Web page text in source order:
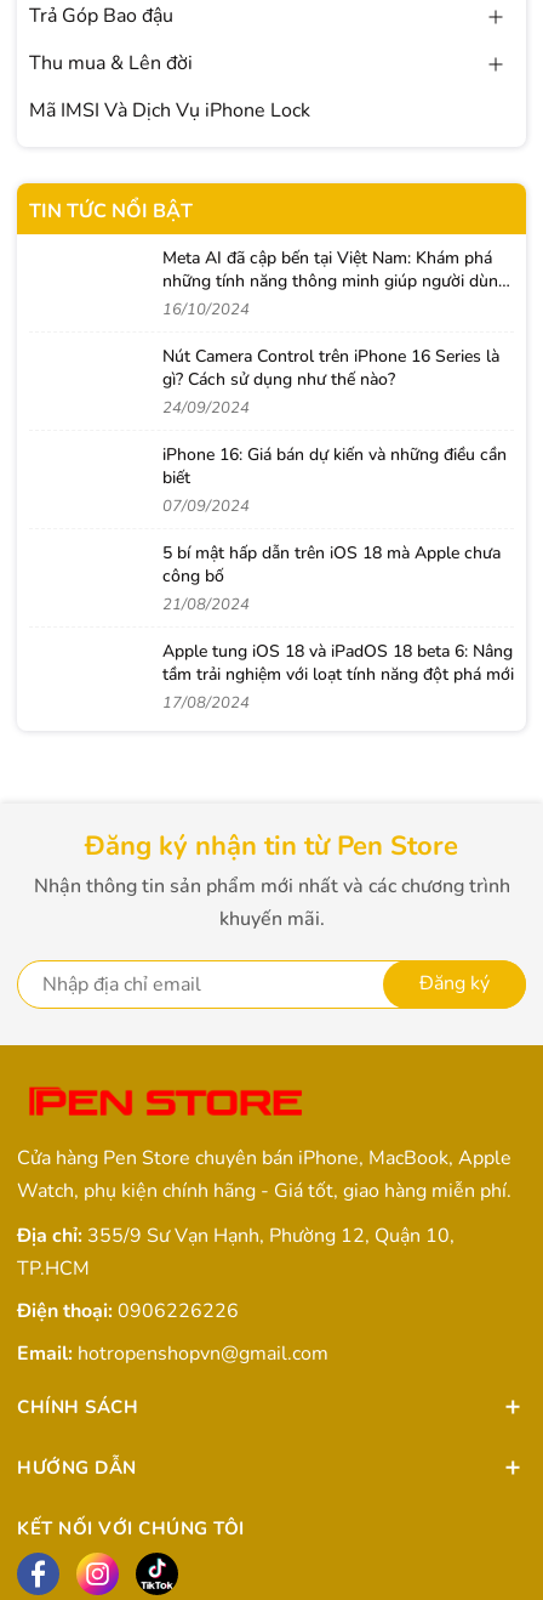
Trả Góp Bao đậu
Thu mua & Lên đời
Mã IMSI Và Dịch Vụ iPhone Lock
TIN TỨC NỔI BẬT
Meta AI đã cập bến tại Việt Nam: Khám phá
những tính năng thông minh giúp người dùng
nâng tầm trải nghiệm
16/10/2024
Nút Camera Control trên iPhone 16 Series là
gì? Cách sử dụng như thế nào?
24/09/2024
iPhone 16: Giá bán dự kiến và những điều cần
biết
07/09/2024
5 bí mật hấp dẫn trên iOS 18 mà Apple chưa
công bố
21/08/2024
Apple tung iOS 18 và iPadOS 18 beta 6: Nâng
tầm trải nghiệm với loạt tính năng đột phá mới
17/08/2024
Đăng ký nhận tin từ Pen Store
Nhận thông tin sản phẩm mới nhất và các chương trình
khuyến mãi.
Đăng ký
Cửa hàng Pen Store chuyên bán iPhone, MacBook, Apple
Watch, phụ kiện chính hãng - Giá tốt, giao hàng miễn phí.
Địa chỉ: 355/9 Sư Vạn Hạnh, Phường 12, Quận 10,
TP.HCM
Điện thoại:0906226226
Email: hotropenshopvn@gmail.com
CHÍNH SÁCH
HƯỚNG DẪN
KẾT NỐI VỚI CHÚNG TÔI